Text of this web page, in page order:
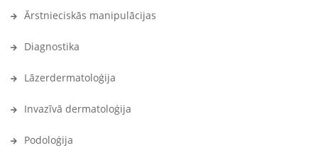
Ārstnieciskās manipulācijas
Diagnostika
Lāzerdermatoloģija
Invazīvā dermatoloģija
Podoloģija